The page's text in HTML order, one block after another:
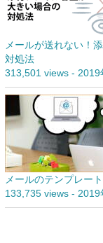
メールが送れない！
対処法
313,501 views- 2019
メールのテンプレー
133,735 views- 2019